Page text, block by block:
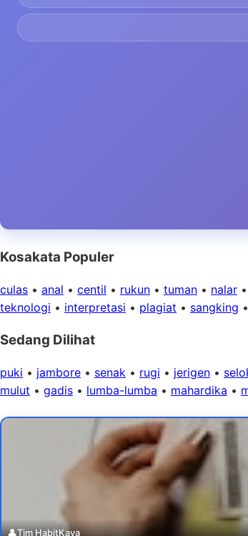
Kosakata Populer
culas • anal • centil • rukun • tuman • nalar •
teknologi • interpretasi • plagiat • sangking •
Sedang Dilihat
puki • jambore • senak • rugi • jerigen •
mulut • gadis • lumba-lumba • mahardika •
👤Tim HabitKaya